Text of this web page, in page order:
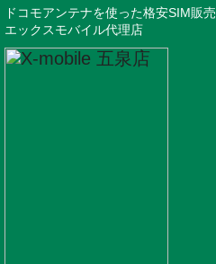
ドコモアンテナを使った格安SIM販売
エックスモバイル代理店